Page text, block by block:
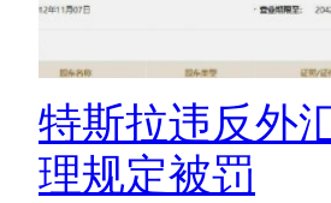
特斯拉违反外
理规定被罚